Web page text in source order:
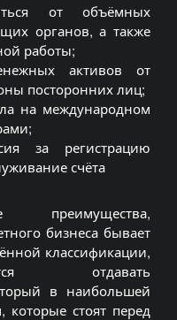
от объёмных
органов, а также
работы;
активов от
посторонних лиц;
на международном
за регистрацию
счёта
бизнеса бывает
классификации,
отдавать
в наибольшей
которые стоят перед